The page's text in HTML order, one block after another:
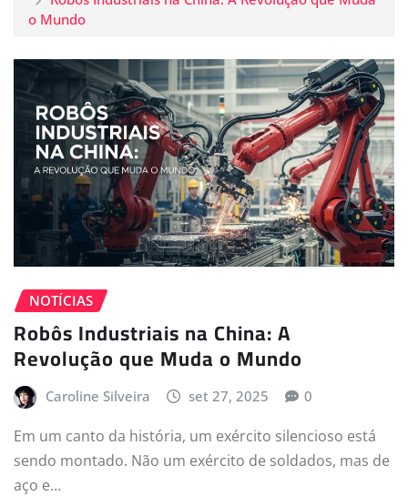
o Mundo
NOTÍCIAS
Robôs Industriais na China: A
Revolução que Muda o Mundo
Caroline Silveira set 27, 2025 0
Em um canto da história, um exército silencioso está
sendo montado. Não um exército de soldados, mas de
aço e…